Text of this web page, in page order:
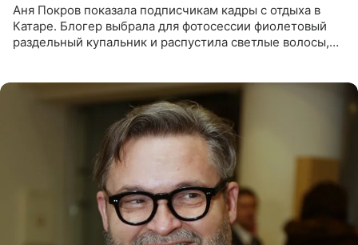
Аня Покров показала подписчикам кадры с отдыха в
Катаре. Блогер выбрала для фотосессии фиолетовый
раздельный купальник и распустила светлые волосы,